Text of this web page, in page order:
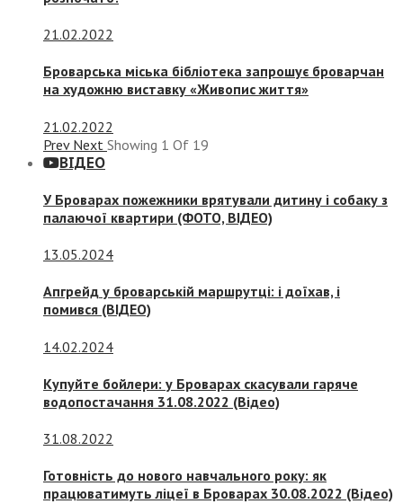
21.02.2022
Броварська міська бібліотека запрошує броварчан
на художню виставку «Живопис життя»
21.02.2022
Prev Next Showing 1 Of 19
ВІДЕО
У Броварах пожежники врятували дитину і собаку з
палаючої квартири (ФОТО, ВІДЕО)
13.05.2024
Апгрейд у броварській маршрутці: і доїхав, і
помився (ВІДЕО)
14.02.2024
Купуйте бойлери: у Броварах скасували гаряче
водопостачання 31.08.2022 (Відео)
31.08.2022
Готовність до нового навчального року: як
працюватимуть ліцеї в Броварах 30.08.2022 (Відео)